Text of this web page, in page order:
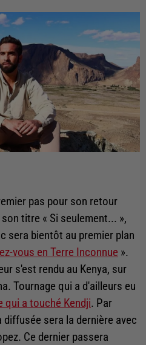
pas pour son retour
titre « Si seulement... »,
sera bientôt au premier plan
vous en Terre Inconnue ».
s'est rendu au Kenya, sur
Tournage qui a d'ailleurs eu
qui a touché Kendji. Par
sera la dernière avec
Ce dernier passera